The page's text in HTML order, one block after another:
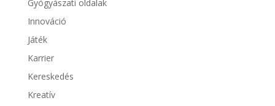
Gyógyászati oldalak
Innováció
Játék
Karrier
Kereskedés
Kreatív